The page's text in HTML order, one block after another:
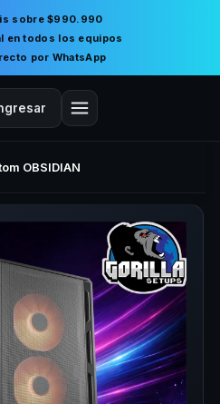
sobre $990.990
en todos los equipos
por WhatsApp
OBSIDIAN